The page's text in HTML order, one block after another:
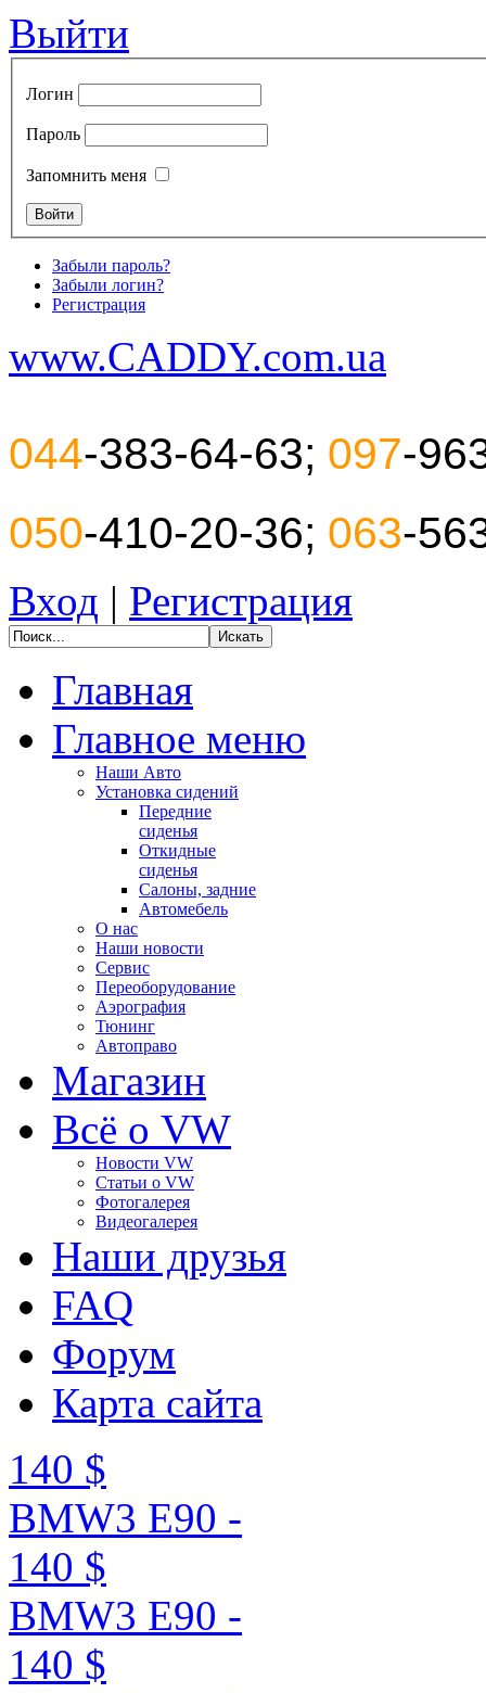
Выйти
Логин
Пароль
Запомнить меня
Забыли пароль?
Забыли логин?
Регистрация
www.CADDY.com.ua
044-383-64-63; 097-
050-410-20-36; 063-
Вход | Регистрация
Главная
Главное меню
Наши Авто
Установка сидений
Передние
сиденья
Откидные
сиденья
Салоны, задние
Автомебель
О нас
Наши новости
Сервис
Переоборудование
Аэрография
Тюнинг
Автоправо
Магазин
Всё о VW
Новости VW
Статьи o VW
Фотогалерея
Видеогалерея
Наши друзья
FAQ
Форум
Карта сайта
140 $
BMW3 E90 -
140 $
BMW3 E90 -
140 $